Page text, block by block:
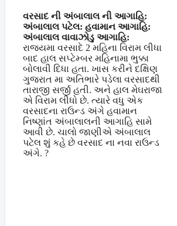
વરસાદ ની અંબાલાલ ની આગાહિ:
અંબાલાલ પટેલ: હવામાન આગાહિ:
અંબાલાલ વાવાઝોડુ આગાહિ:
રાજયમા વરસાદે 2 મહિના વિરામ લીધા
બાદ હાલ સપ્ટેમ્બર મહિનામા ભુક્કા
બોલાવી દિધા હતા. ખાસ કરીને દક્ષિણ
ગુજરાત મા અતિભારે પડેલા વરસાદથી
તારાજી સર્જી હતી. અને હાલ મેઘરાજા
એ વિરામ લીધો છે. ત્યારે વધુ એક
વરસાદના રાઉન્ડ અંગે હવામાન
નિષ્ણાંત અંબાલાલની આગાહિ સામે
આવી છે. ચાલો જાણીએ અંબાલાલ
પટેલ શું કહે છે વરસાદ ના નવા રાઉન્ડ
અંગે. ?